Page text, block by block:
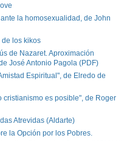
la homosexualidad, de John
de los kikos
de Nazaret. Aproximación
José Antonio Pagola (PDF)
Espiritual", de Elredo de
cristianismo es posible", de Roger
Atrevidas (Aldarte)
la Opción por los Pobres.